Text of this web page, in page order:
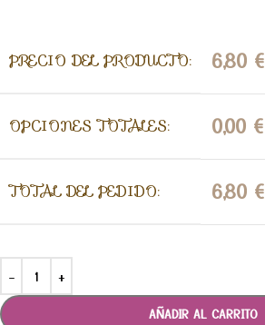
PRECIO DEL PRODUCTO: 6,80 €
OPCIONES TOTALES: 0,00 €
TOTAL DEL PEDIDO: 6,80 €
AÑADIR AL CARRITO